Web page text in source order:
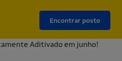
Encontrar posto